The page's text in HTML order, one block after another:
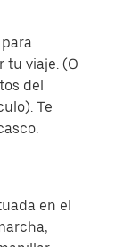
tu viaje. (O
del
Te
en el